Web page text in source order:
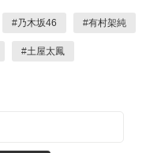
#乃木坂46 #有村架純
#土屋太鳳